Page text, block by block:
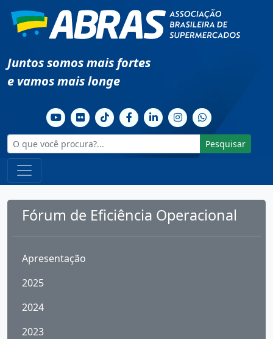
Juntos somos mais fortes
e vamos mais longe
Pesquisar
Fórum de Eficiência Operacional
Apresentação
2025
2024
2023